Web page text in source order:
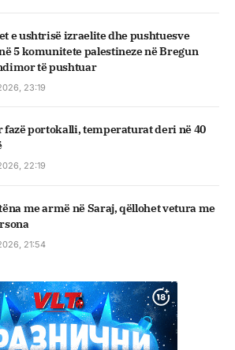
e ushtrisë izraelite dhe pushtuesve
5 komunitete palestineze në Bregun
të pushtuar
23:19
fazë portokalli, temperaturat deri në 40
22:19
me armë në Saraj, qëllohet vetura me
21:54